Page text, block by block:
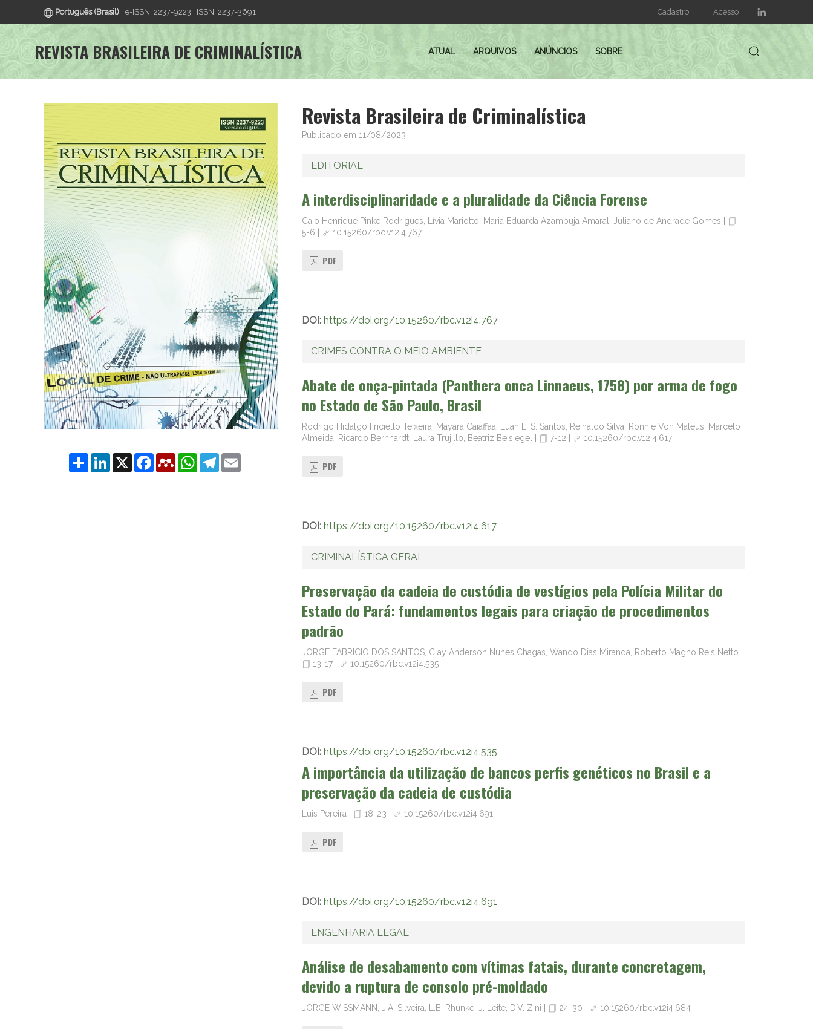
Português (Brasil) e-ISSN: 2237-9223 | ISSN: 2237-3691 Cadastro Acesso
REVISTA BRASILEIRA DE CRIMINALÍSTICA ATUAL ARQUIVOS ANÚNCIOS SOBRE
Share LinkedIn
X FacebookMendeleyWhatsApp
Telegram
Revista Brasileira de Criminalística
Publicado em 11/08/2023
EDITORIAL
A interdisciplinaridade e a pluralidade da Ciência Forense
Caio Henrique Pinke Rodrigues, Lívia Mariotto, Maria Eduarda Azambuja Amaral, Juliano de Andrade Gomes
5-6
10.15260/rbc.v12i4.767
PDF
DOI: https://doi.org/10.15260/rbc.v12i4.767
CRIMES CONTRA O MEIO AMBIENTE
Abate de onça-pintada (Panthera onca Linnaeus, 1758) por arma de fogo
no Estado de São Paulo, Brasil
Rodrigo Hidalgo Friciello Teixeira, Mayara Caiaffaa, Luan L. S. Santos, Reinaldo Silva, Ronnie Von Mateus, Marcelo
Almeida, Ricardo Bernhardt, Laura Trujillo, Beatriz Beisiegel
7-12 10.15260/rbc.v12i4.617
PDF
DOI: https://doi.org/10.15260/rbc.v12i4.617
CRIMINALÍSTICA GERAL
Preservação da cadeia de custódia de vestígios pela Polícia Militar do
Estado do Pará: fundamentos legais para criação de procedimentos
padrão
JORGE FABRICIO DOS SANTOS, Clay Anderson Nunes Chagas, Wando Dias Miranda, Roberto Magno Reis Netto
13-17
10.15260/rbc.v12i4.535
PDF
DOI: https://doi.org/10.15260/rbc.v12i4.535
A importância da utilização de bancos perfis genéticos no Brasil e a
preservação da cadeia de custódia
Luis Pereira 18-23 10.15260/rbc.v12i4.691
PDF
DOI: https://doi.org/10.15260/rbc.v12i4.691
ENGENHARIA LEGAL
Análise de desabamento com vítimas fatais, durante concretagem,
devido a ruptura de consolo pré-moldado
JORGE WISSMANN, J.A. Silveira, L.B. Rhunke, J. Leite, D.V. Zini 24-30 10.15260/rbc.v12i4.684